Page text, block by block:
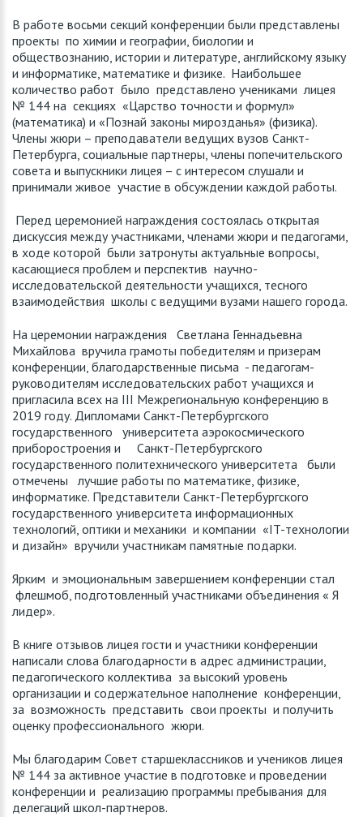
В работе восьми секций конференции были представлены
проекты по химии и географии, биологии и
обществознанию, истории и литературе, английскому языку
и информатике, математике и физике. Наибольшее
количество работ было представлено учениками лицея
№ 144 на секциях «Царство точности и формул»
(математика) и «Познай законы мирозданья» (физика).
Члены жюри – преподаватели ведущих вузов Санкт-
Петербурга, социальные партнеры, члены попечительского
совета и выпускники лицея – с интересом слушали и
принимали живое участие в обсуждении каждой работы.
Перед церемонией награждения состоялась открытая
дискуссия между участниками, членами жюри и педагогами,
в ходе которой были затронуты актуальные вопросы,
касающиеся проблем и перспектив научно-
исследовательской деятельности учащихся, тесного
взаимодействия школы с ведущими вузами нашего города.
На церемонии награждения Светлана Геннадьевна
Михайлова вручила грамоты победителям и призерам
конференции, благодарственные письма - педагогам-
руководителям исследовательских работ учащихся и
пригласила всех на III Межрегиональную конференцию в
2019 году. Дипломами Санкт-Петербургского
государственного университета аэрокосмического
приборостроения и Санкт-Петербургского
государственного политехнического университета были
отмечены лучшие работы по математике, физике,
информатике. Представители Санкт-Петербургского
государственного университета информационных
технологий, оптики и механики и компании «IT-технологии
и дизайн» вручили участникам памятные подарки.
Ярким и эмоциональным завершением конференции стал
флешмоб, подготовленный участниками объединения « Я
лидер».
В книге отзывов лицея гости и участники конференции
написали слова благодарности в адрес администрации,
педагогического коллектива за высокий уровень
организации и содержательное наполнение конференции,
за возможность представить свои проекты и получить
оценку профессионального жюри.
Мы благодарим Совет старшеклассников и учеников лицея
№ 144 за активное участие в подготовке и проведении
конференции и реализацию программы пребывания для
делегаций школ-партнеров.